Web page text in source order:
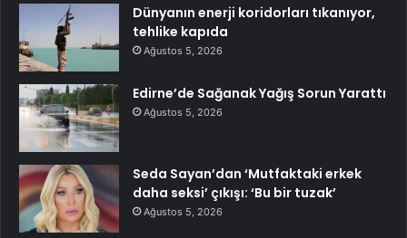
Dünyanın enerji koridorları tıkanıyor,
tehlike kapıda
Ağustos 5, 2026
Edirne’de Sağanak Yağış Sorun Yarattı
Ağustos 5, 2026
Seda Sayan’dan ‘Mutfaktaki erkek
daha seksi’ çıkışı: ‘Bu bir tuzak’
Ağustos 5, 2026